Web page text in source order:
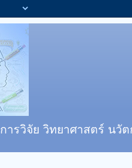
ารวิจัย วิทยาศาสตร์ นวั